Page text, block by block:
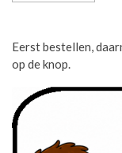
Eerst bestellen,
op de knop.